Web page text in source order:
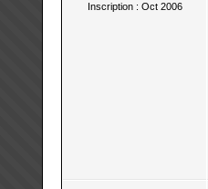
Inscription : Oct 2006